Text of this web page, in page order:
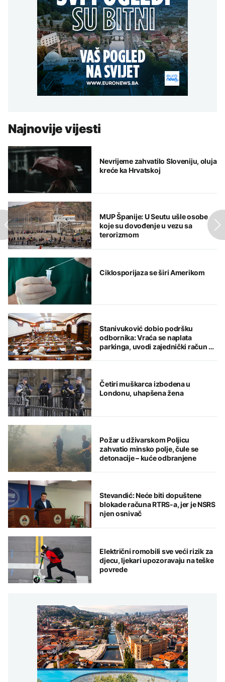
Najnovije vijesti
Nevrijeme zahvatilo Sloveniju, oluja
kreće ka Hrvatskoj
MUP Španije: U Seutu ušle osobe
koje su dovođenje u vezu sa
terorizmom
Ciklosporijaza se širi Amerikom
Stanivuković dobio podršku
odbornika: Vraća se naplata
parkinga, uvodi zajednički račun za
Četiri muškarca izbodena u
Londonu, uhapšena žena
Požar u dživarskom Poljicu
zahvatio minsko polje, čule se
detonacije – kuće odbranjene
Stevandić: Neće biti dopuštene
blokade računa RTRS-a, jer je NSRS
njen osnivač
Električni romobili sve veći rizik za
djecu, ljekari upozoravaju na teške
povrede